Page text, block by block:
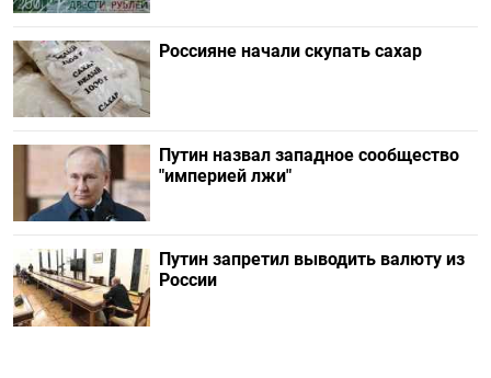
Россияне начали скупать сахар
Путин назвал западное сообщество
"империей лжи"
Путин запретил выводить валюту из
России